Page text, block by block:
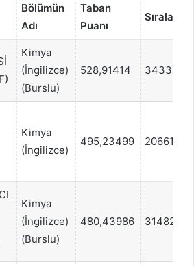
Bölümün
Adı
Taban
Puanı
Sıralama
Kimya
(İngilizce)
(Burslu)
528,91414 3433
Kimya
(İngilizce)
495,23499 20661
Kimya
(İngilizce)
(Burslu)
480,43986 31482